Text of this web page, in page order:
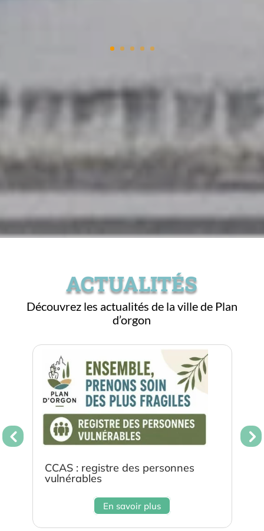
ACTUALITÉS
Découvrez les actualités de la ville de Plan
d’orgon
Programme estival du club Taurin
Lou Rami
En savoir plus